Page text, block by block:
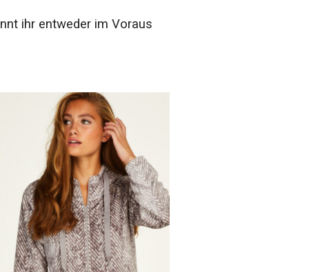
ihr entweder im Voraus